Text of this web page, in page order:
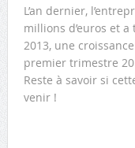
L’an dernier,
millions d’euros et
2013, une
premier trimestre
Reste à savoir si
venir !